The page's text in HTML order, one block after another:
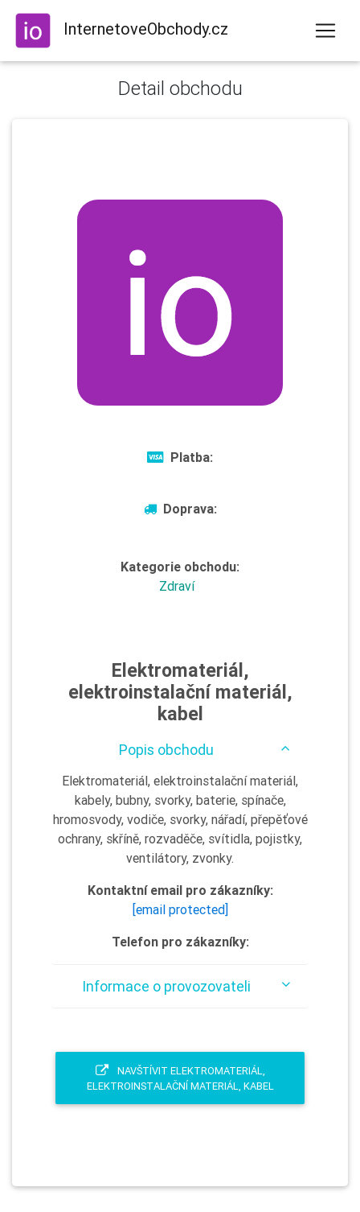
InternetoveObchody.cz
Detail obchodu
Platba:
Doprava:
Kategorie obchodu:
Zdraví
Elektromateriál,
elektroinstalační materiál,
kabel
Popis obchodu
Elektromateriál, elektroinstalační materiál,
kabely, bubny, svorky, baterie, spínače,
hromosvody, vodiče, svorky, nářadí, přepěťové
ochrany, skříně, rozvaděče, svítidla, pojistky,
ventilátory, zvonky.
Kontaktní email pro zákazníky:
[email protected]
Telefon pro zákazníky:
Informace o provozovateli
NAVŠTÍVIT ELEKTROMATERIÁL,
ELEKTROINSTALAČNÍ MATERIÁL, KABEL